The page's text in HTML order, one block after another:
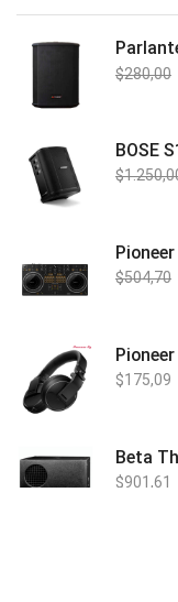
$280,00
$
$504,70
$175,09
$901,61